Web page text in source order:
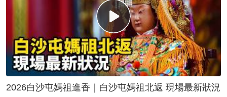
2026白沙屯媽祖進香｜白沙屯媽祖北返 現場最新狀況